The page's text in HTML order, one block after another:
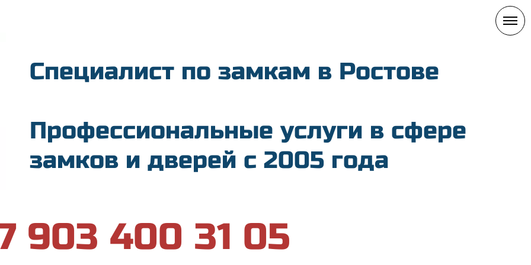
Специалист по замкам в Ростове
Профессиональные услуги в сфере
замков и дверей с 2005 года
903 400 31 05